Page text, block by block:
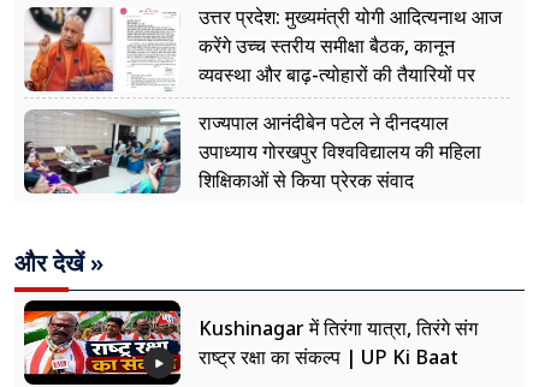
उत्तर प्रदेश: मुख्यमंत्री योगी आदित्यनाथ आज
करेंगे उच्च स्तरीय समीक्षा बैठक, कानून
व्यवस्था और बाढ़-त्योहारों की तैयारियों पर
नजर
राज्यपाल आनंदीबेन पटेल ने दीनदयाल
उपाध्याय गोरखपुर विश्वविद्यालय की महिला
शिक्षिकाओं से किया प्रेरक संवाद
और देखें »
Kushinagar में तिरंगा यात्रा, तिरंगे संग
राष्ट्र रक्षा का संकल्प | UP Ki Baat